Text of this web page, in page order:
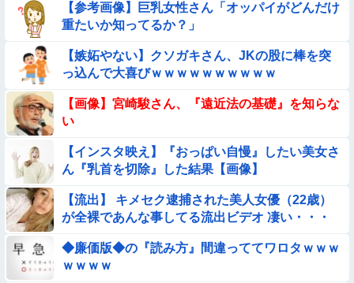
【動画】広島に落とされた『原子爆弾』の『再現動画』がこち
ら・・・
【画像】女子高生「え待って、パパが隣りの車両いる。。。」
【動画】女子中学生の『チン媚びダンス』が気持ち悪い🤮
【動画】デブの喧嘩 ガチでヤバい……
【動画】こういう貧乳の陰女と付き合えますかｗｗｗｗｗｗｗ
【動画】力士さん、ボクサーをボコってしまう
【参考画像】巨乳女性さん「オッパイがどんだけ
重たいか知ってるか？」
【嫉妬やない】クソガキさん、JKの股に棒を突
っ込んで大喜びｗｗｗｗｗｗｗｗｗｗ
【画像】宮崎駿さん、『遠近法の基礎』を知らな
い
【インスタ映え】『おっぱい自慢』したい美女さ
ん『乳首を切除』した結果【画像】
【流出】 キメセク逮捕された美人女優（22歳）
が全裸であんな事してる流出ビデオ 凄い・・・
◆廉価版◆の『読み方』間違っててワロタｗｗｗ
ｗｗｗｗ